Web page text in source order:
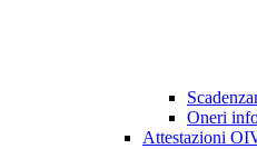
Oneri
Attestazioni